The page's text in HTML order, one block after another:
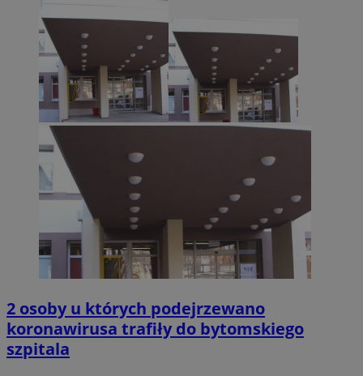
2 osoby u których podejrzewano
koronawirusa trafiły do bytomskiego
szpitala